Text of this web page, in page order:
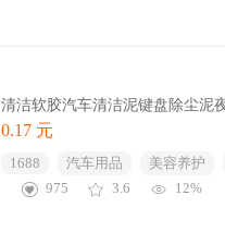
清洁软胶汽车清洁泥键盘除尘泥
0.17 元
1688 汽车用品 美容养护
975
3.6 12%